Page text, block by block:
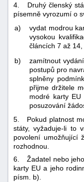
4. Druhý členský
písemně vyrozumí o
a)
vydat modrou
vysokou
článcích 7 až
b)
zamítnout
postupů pro
splněny
přijme držitele
modré karty
posuzování
5. Pokud platnost
státy, vyžaduje-li to
povolení umožňující
rozhodnou.
6. Žadatel nebo jeho
karty EU a jeho
písm. b).